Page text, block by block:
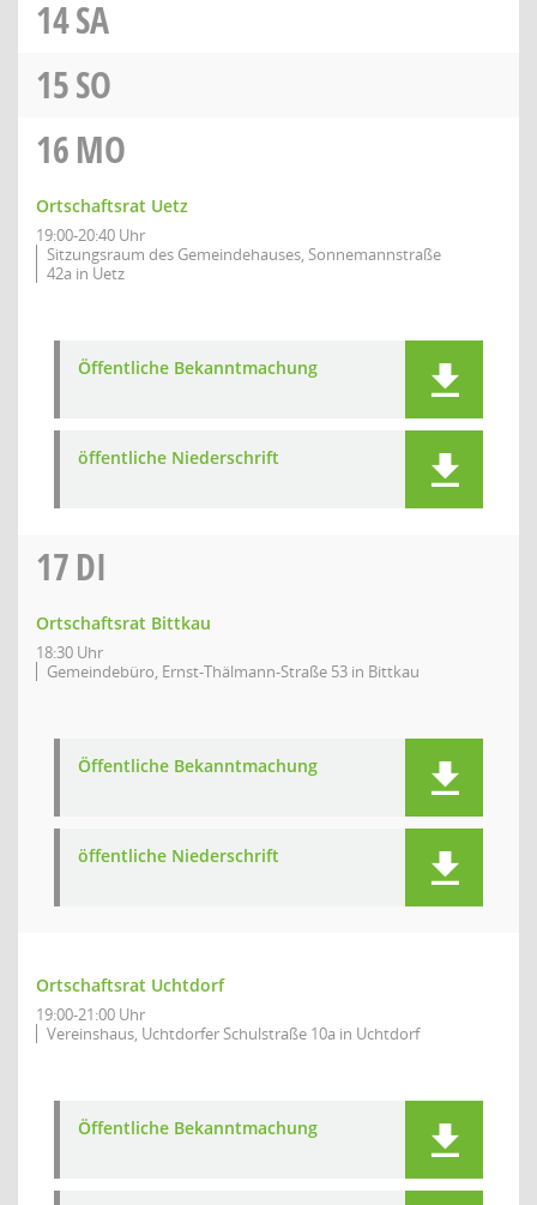
14SA
15SO
16MO
Ortschaftsrat Uetz
19:00-20:40 Uhr
Sitzungsraum des Gemeindehauses, Sonnemannstraße
42a in Uetz
Öffentliche Bekanntmachung
öffentliche Niederschrift
17DI
Ortschaftsrat Bittkau
18:30 Uhr
Gemeindebüro, Ernst-Thälmann-Straße 53 in Bittkau
Öffentliche Bekanntmachung
öffentliche Niederschrift
Ortschaftsrat Uchtdorf
19:00-21:00 Uhr
Vereinshaus, Uchtdorfer Schulstraße 10a in Uchtdorf
Öffentliche Bekanntmachung